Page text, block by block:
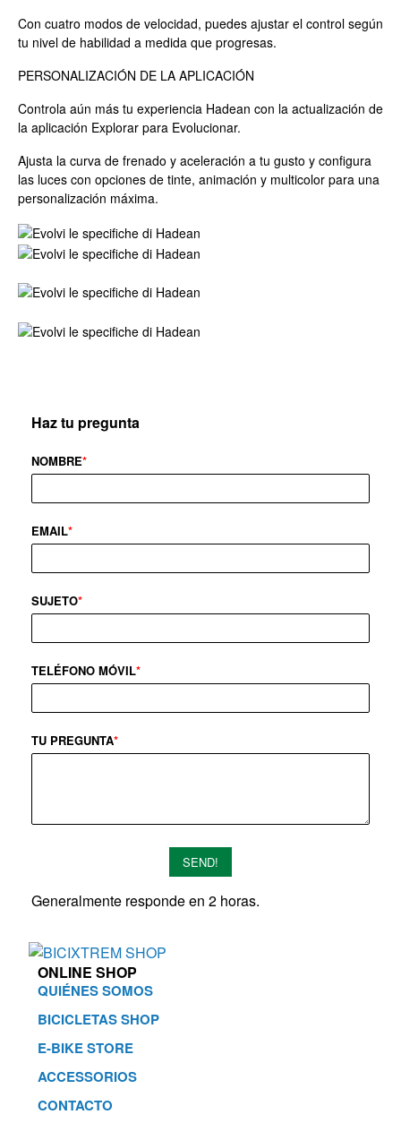
Con cuatro modos de velocidad, puedes ajustar el control según
tu nivel de habilidad a medida que progresas.
PERSONALIZACIÓN DE LA APLICACIÓN
Controla aún más tu experiencia Hadean con la actualización de
la aplicación Explorar para Evolucionar.
Ajusta la curva de frenado y aceleración a tu gusto y configura
las luces con opciones de tinte, animación y multicolor para una
personalización máxima.
Haz tu pregunta
NOMBRE*
EMAIL*
SUJETO*
TELÉFONO MÓVIL*
TU PREGUNTA*
SEND!
Generalmente responde en 2 horas.
ONLINE SHOP
QUIÉNES SOMOS
BICICLETAS SHOP
E-BIKE STORE
ACCESSORIOS
CONTACTO